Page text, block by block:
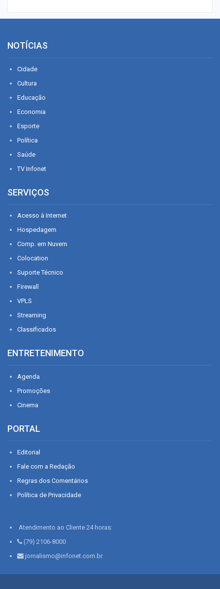
NOTÍCIAS
Cidade
Cultura
Educação
Economia
Esporte
Política
Saúde
TV Infonet
SERVIÇOS
Acesso à Internet
Hospedagem
Comp. em Nuvem
Colocation
Suporte Técnico
Firewall
VPLS
Streaming
Classificados
ENTRETENIMENTO
Agenda
Promoções
Cinema
PORTAL
Editorial
Fale com a Redação
Regras dos Comentários
Política de Privacidade
Atendimento ao Cliente 24 horas:
(79) 2106-8000
jornalismo@infonet.com.br